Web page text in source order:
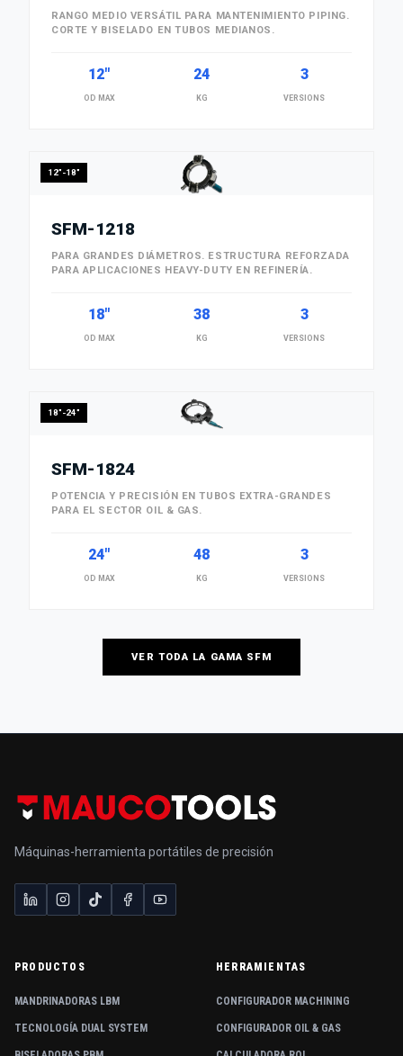
RANGO MEDIO VERSÁTIL PARA MANTENIMIENTO PIPING.
CORTE Y BISELADO EN TUBOS MEDIANOS.
12"
OD MAX
24
KG
3
VERSIONS
12"-18"
SFM-1218
PARA GRANDES DIÁMETROS. ESTRUCTURA REFORZADA
PARA APLICACIONES HEAVY-DUTY EN REFINERÍA.
18"
OD MAX
38
KG
3
VERSIONS
18"-24"
SFM-1824
POTENCIA Y PRECISIÓN EN TUBOS EXTRA-GRANDES
PARA EL SECTOR OIL & GAS.
24"
OD MAX
48
KG
3
VERSIONS
VER TODA LA GAMA SFM
Máquinas-herramienta portátiles de precisión
PRODUCTOS
MANDRINADORAS LBM
TECNOLOGÍA DUAL SYSTEM
HERRAMIENTAS
CONFIGURADOR MACHINING
CONFIGURADOR OIL & GAS